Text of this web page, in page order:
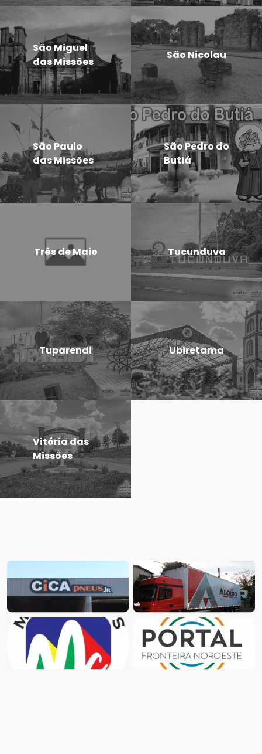
São Miguel
das Missões
São Nicolau
São Paulo
das Missões
São Pedro do
Butiá
Três de Maio Tucunduva
Tuparendi Ubiretama
Vitória das
Missões